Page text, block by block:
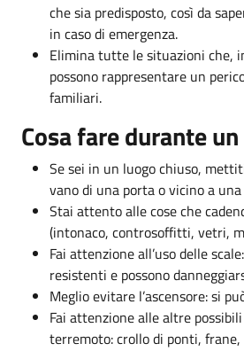
che sia predisposto, così da
in caso di emergenza.
Elimina tutte le situazioni che,
possono rappresentare un
familiari.
Cosa fare durante
Se sei in un luogo chiuso,
vano di una porta o vicino a
Stai attento alle cose che
(intonaco, controsoffitti, vetri,
Fai attenzione all’uso delle
resistenti e possono
Meglio evitare l’ascensore: si
Fai attenzione alle altre
terremoto: crollo di ponti, frane,